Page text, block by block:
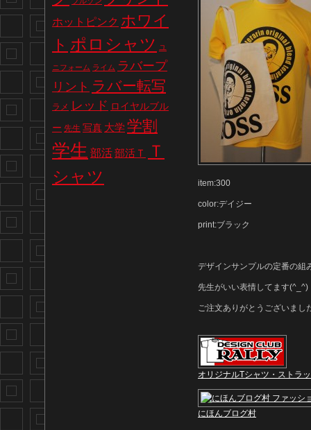
item:300
color:デイジー
print:ブラック
デザインサンプルの定番の組
先生がいい表情してます(^_^)
ご注文ありがとうございまし
オリジナルTシャツ・ストラ
にほんブログ村
ホットピンク ホワイ
ト ポロシャツ ユ
ニフォーム ライム ラバープ
リント ラバー転写
ラメ レッド ロイヤルブル
ー 先生 写真 大学 学割
学生 部活部活Ｔ
Ｔ
シャツ